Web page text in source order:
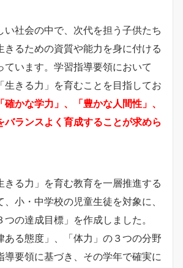
い社会の中で、次代を担う子供たち
きるための資質や能力を身に付ける
ています。学習指導要領において
生きる力」を育むことを目指してお
確かな学力」、「豊かな人間性」、
バランスよく育成することが求めら
きる力」を育む教育を一層推進する
小・中学校の児童生徒を対象に、
つの達成目標」を作成しました。
ある態度」、「体力」の３つの分野
導要領に基づき、その学年で確実に